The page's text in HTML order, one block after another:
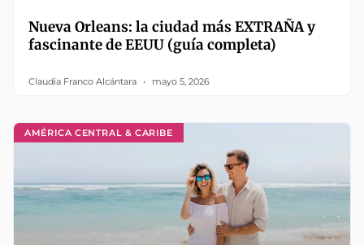
Nueva Orleans: la ciudad más EXTRAÑA y
fascinante de EEUU (guía completa)
Claudia Franco Alcántara mayo 5, 2026
AMÉRICA CENTRAL & CARIBE